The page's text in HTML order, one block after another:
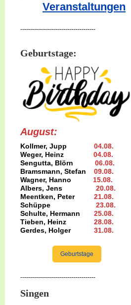
Veranstaltungen
--------------------------------------
Geburtstage:
August:
Kollmer, Jupp 04.08.
Weger, Heinz 04.08.
Sengutta, Blörn 06.08.
Bramsmann, Stefan 09.08.
Wagner, Hanno 15.08.
Albers, Jens 20.08.
Meentken, Peter
21.08.
Schüppe 23.08.
Schulte, Hermann 25.08.
Tieben, Heinz 28.08.
Gerdes, Holger
31.08.
Geburtstage
--------------------------------------
Singen